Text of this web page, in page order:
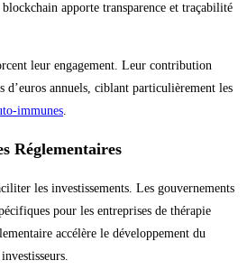
blockchain apporte transparence et traçabilité
leur engagement. Leur contribution
annuels, ciblant particulièrement les
immunes.
Réglementaires
les investissements. Les gouvernements
pour les entreprises de thérapie
accélère le développement du